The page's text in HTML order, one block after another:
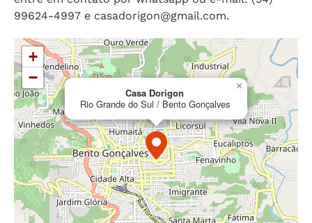
99624-4997 e casadorigon@gmail.com.
Casa Dorigon
Rio Grande do Sul / Bento Gonçalves
×
+
−